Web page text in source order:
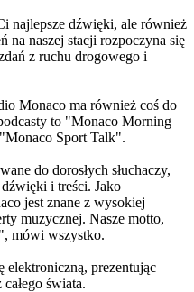
najlepsze dźwięki, ale również
na naszej stacji rozpoczyna się
z ruchu drogowego i
Monaco ma również coś do
to "Monaco Morning
Sport Talk".
do dorosłych słuchaczy,
i treści. Jako
jest znane z wysokiej
muzycznej. Nasze motto,
mówi wszystko.
elektroniczną, prezentując
świata.